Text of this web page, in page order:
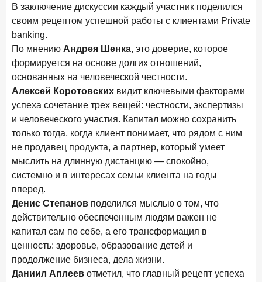
В заключение дискуссии каждый участник поделился
своим рецептом успешной работы с клиентами Private
banking.
По мнению Андрея Шенка, это доверие, которое
формируется на основе долгих отношений,
основанных на человеческой честности.
Алексей Коротовских видит ключевыми факторами
успеха сочетание трех вещей: честности, экспертизы
и человеческого участия. Капитал можно сохранить
только тогда, когда клиент понимает, что рядом с ним
не продавец продукта, а партнер, который умеет
мыслить на длинную дистанцию — спокойно,
системно и в интересах семьи клиента на годы
вперед.
Денис Степанов поделился мыслью о том, что
действительно обеспеченным людям важен не
капитал сам по себе, а его трансформация в
ценность: здоровье, образование детей и
продолжение бизнеса, дела жизни.
Даниил Аплеев отметил, что главный рецепт успеха